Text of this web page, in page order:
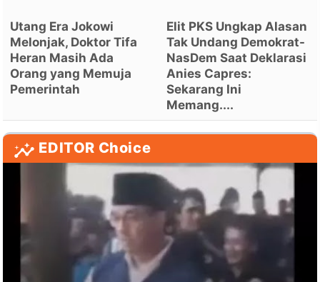
Utang Era Jokowi
Melonjak, Doktor Tifa
Heran Masih Ada
Orang yang Memuja
Pemerintah
Elit PKS Ungkap Alasan
Tak Undang Demokrat-
NasDem Saat Deklarasi
Anies Capres:
Sekarang Ini
Memang....
EDITOR Choice